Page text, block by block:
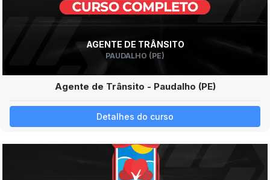
AGENTE DE TRÂNSITO
PAUDALHO (PE)
Agente de Trânsito - Paudalho (PE)
Detalhes do curso